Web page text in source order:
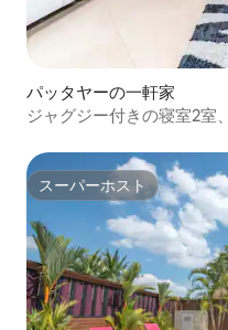
パッタヤーの一軒家
ジャグジー付きの寝室2室
スーパーホスト
スーパーホスト